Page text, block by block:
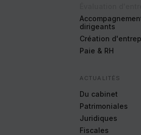
dirigeants
Création
Paie & RH
ACTUALITÉS
Du cabinet
Patrimoniales
Juridiques
Fiscales